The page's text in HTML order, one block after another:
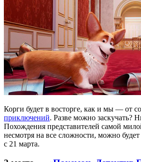
Корги будет в восторге, как и мы — от
приключений. Разве можно заскучать?
Похождения представителей самой
несмотря на все сложности, можно
с 21 марта.